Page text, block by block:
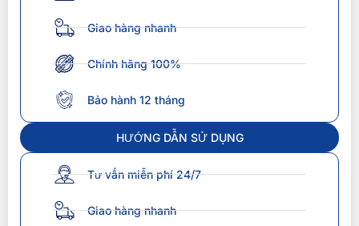
Giao hàng nhanh
Chính hãng 100%
Bảo hành 12 tháng
HƯỚNG DẪN SỬ DỤNG
Tư vấn miễn phí 24/7
Giao hàng nhanh